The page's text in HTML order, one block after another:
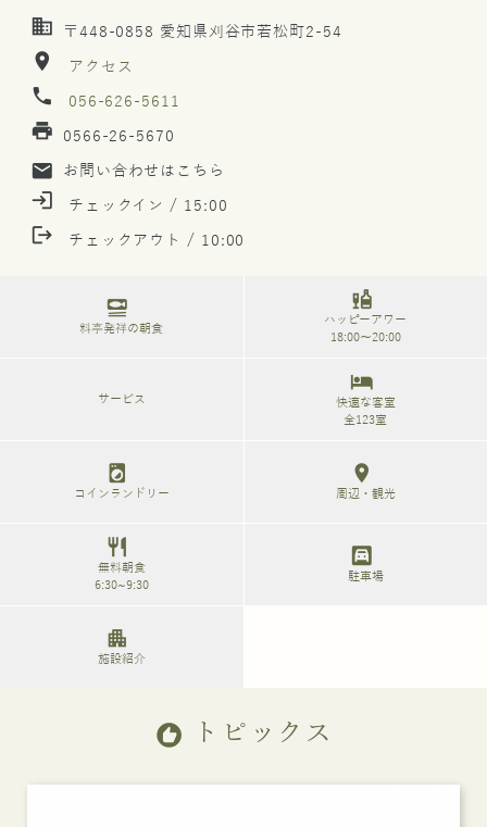
business 〒448-0858 愛知県刈谷市若松町2-54
location_on アクセス
phone 056-626-5611
print 0566-26-5670
mail お問い合わせはこちら
login チェックイン / 15:00
logout チェックアウト / 10:00
set_meal
料亭発祥の朝食
liquor
ハッピーアワー
18:00～20:00
サービス
hotel
快適な客室
全123室
local_laundry_service
コインランドリー
location_on
周辺・観光
restaurant
無料朝食
6:30~9:30
garage
駐車場
apartment
施設紹介
recommend トピックス